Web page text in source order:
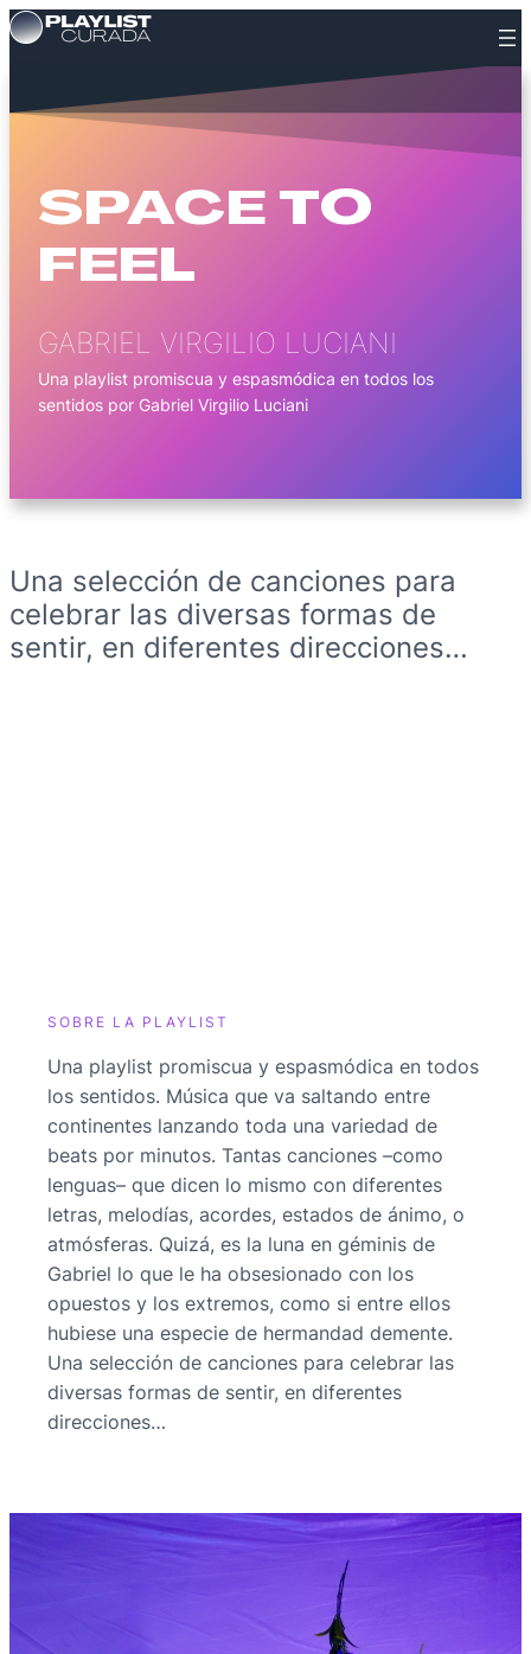
Saltar
SPACE TO
FEEL
GABRIEL VIRGILIO LUCIANI
Una playlist promiscua y espasmódica en todos los
sentidos por Gabriel Virgilio Luciani
Una selección de canciones para
celebrar las diversas formas de
sentir, en diferentes direcciones…
SOBRE LA PLAYLIST
Una playlist promiscua y espasmódica en todos
los sentidos. Música que va saltando entre
continentes lanzando toda una variedad de
beats por minutos. Tantas canciones –como
lenguas– que dicen lo mismo con diferentes
letras, melodías, acordes, estados de ánimo, o
atmósferas. Quizá, es la luna en géminis de
Gabriel lo que le ha obsesionado con los
opuestos y los extremos, como si entre ellos
hubiese una especie de hermandad demente.
Una selección de canciones para celebrar las
diversas formas de sentir, en diferentes
direcciones…